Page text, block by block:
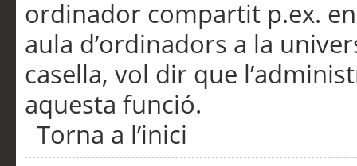
ordinador compartit p.ex.
aula d’ordinadors a la
casella, vol dir que
aquesta funció.
Torna a l’inici